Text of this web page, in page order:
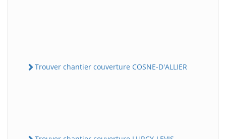
Trouver chantier couverture COSNE-D'ALLIER